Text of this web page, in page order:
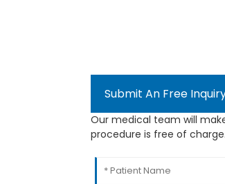
Submit An Free
Our medical team will
procedure is free of charge.